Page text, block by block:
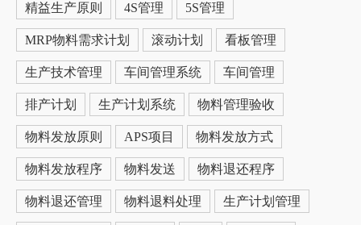
精益生产原则 4S管理 5S管理
MRP物料需求计划 滚动计划 看板管理
生产技术管理 车间管理系统 车间管理
排产计划 生产计划系统 物料管理验收
物料发放原则 APS项目 物料发放方式
物料发放程序 物料发送 物料退还程序
物料退还管理 物料退料处理 生产计划管理